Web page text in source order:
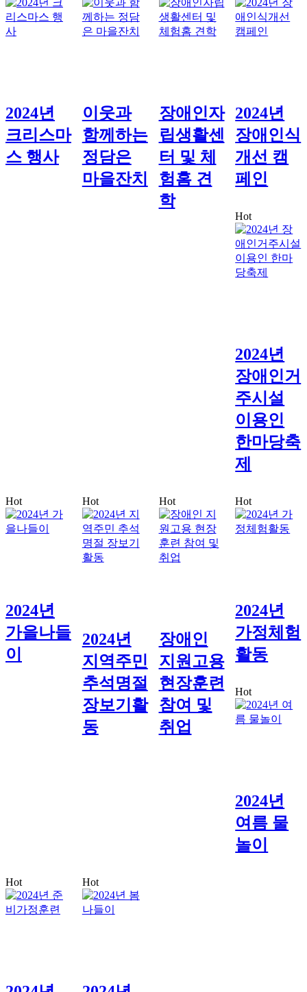
2024년
크리스마
스 행사
이웃과
함께하는
정담은
마을잔치
장애인자
립생활센
터 및 체
험홈 견
학
2024년
장애인식
개선 캠
페인
Hot
2024년
장애인거
주시설
이용인
한마당축
제
Hot
2024년
가을나들
이
Hot
2024년
지역주민
추석명절
장보기활
동
Hot
장애인
지원고용
현장훈련
참여 및
취업
Hot
2024년
가정체험
활동
Hot
2024년
여름 물
놀이
Hot Hot